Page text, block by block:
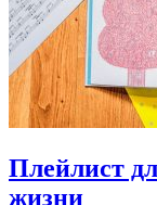
Плейлист
жизни